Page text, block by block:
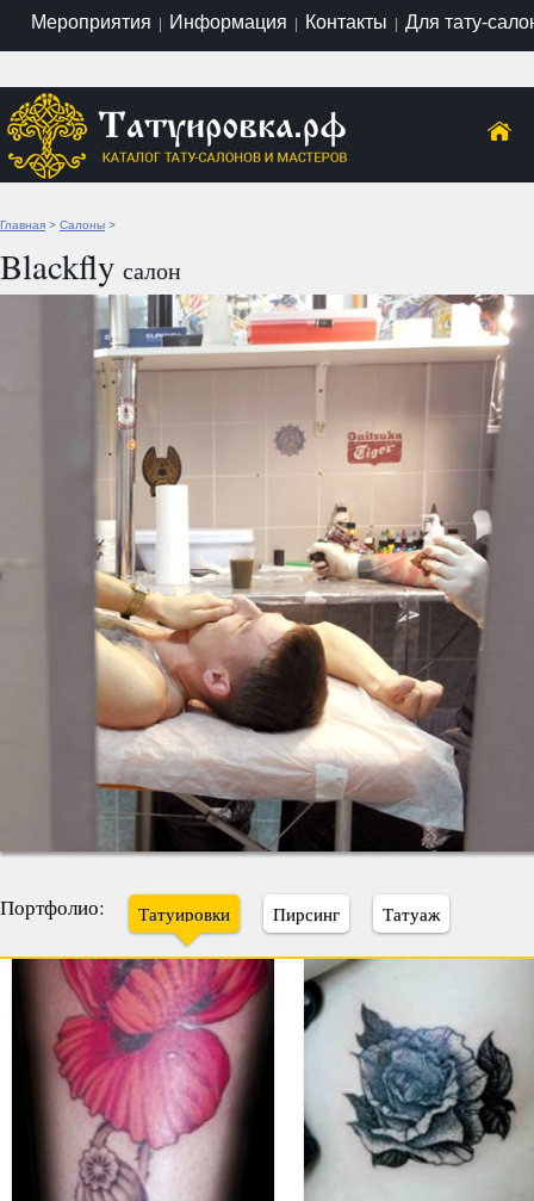
Мероприятия | Информация | Контакты | Для тату-
Главная > Салоны >
Blackfly салон
Портфолио: Татуировки Пирсинг Татуаж